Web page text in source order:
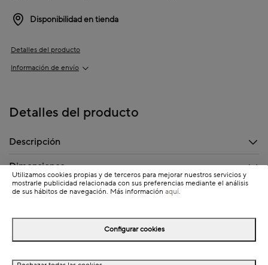
Disponibilidad en tienda
Detalles del producto
Información de envío
Detalles del producto
Descripción
Dimensiones
Completa tu look
NEW NEW
Utilizamos cookies propias y de terceros para mejorar nuestros servicios y
mostrarle publicidad relacionada con sus preferencias mediante el análisis
de sus hábitos de navegación. Más información aquí.
Configurar cookies